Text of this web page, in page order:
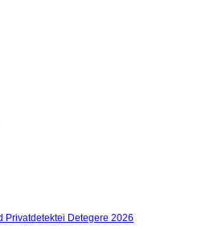
Privatdetektei Detegere 2026